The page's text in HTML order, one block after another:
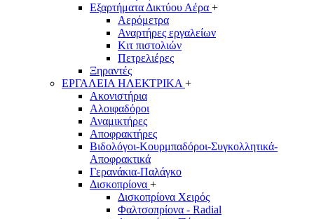
Εξαρτήματα Δικτύου Αέρα +
Αερόμετρα
Αναρτήρες εργαλείων
Κιτ πιστολιών
Πετρελιέρες
Ξηραντές
ΕΡΓΑΛΕΙΑ ΗΛΕΚΤΡΙΚΑ +
Ακονιστήρια
Αλοιφαδόροι
Αναμικτήρες
Αποφρακτήρες
Βιδολόγοι-Κουρμπαδόροι-Συγκολλητικά-
Αποφρακτικά
Γερανάκια-Παλάγκο
Δισκοπρίονα +
Δισκοπρίονα Χειρός
Φαλτσοπρίονα - Radial